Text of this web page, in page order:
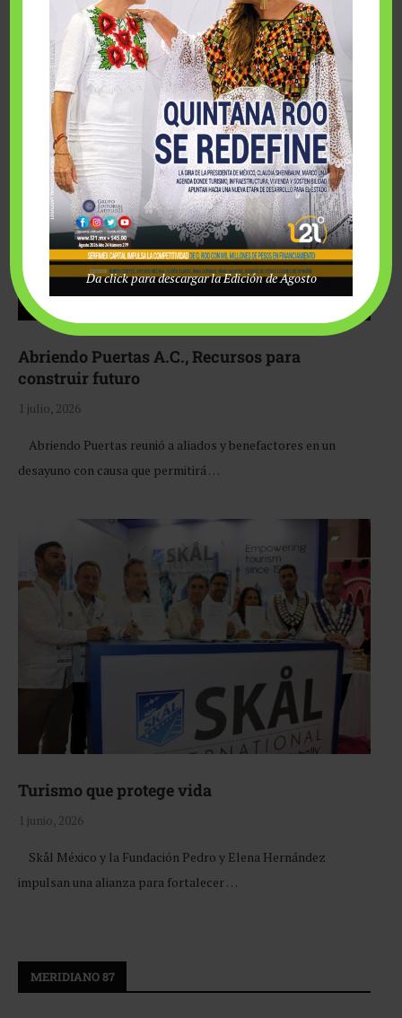
Fairmont Mayakoba y Make-A-Wish México unieron
esfuerzos para hacer realidad el deseo de una …
Abriendo Puertas A.C., Recursos para
construir futuro
1 julio, 2026
Abriendo Puertas reunió a aliados y benefactores en un
desayuno con causa que permitirá …
Turismo que protege vida
1 junio, 2026
Skål México y la Fundación Pedro y Elena Hernández
impulsan una alianza para fortalecer …
MERIDIANO 87
Da click para descargar la Edición de Agosto